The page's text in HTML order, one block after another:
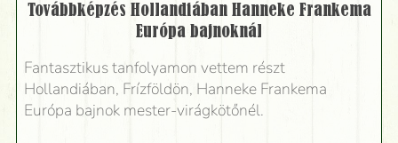
Továbbképzés Hollandiában Hanneke Frankema
Európa bajnoknál
Fantasztikus tanfolyamon vettem részt
Hollandiában, Frízföldön, Hanneke Frankema
Európa bajnok mester-virágkötőnél.